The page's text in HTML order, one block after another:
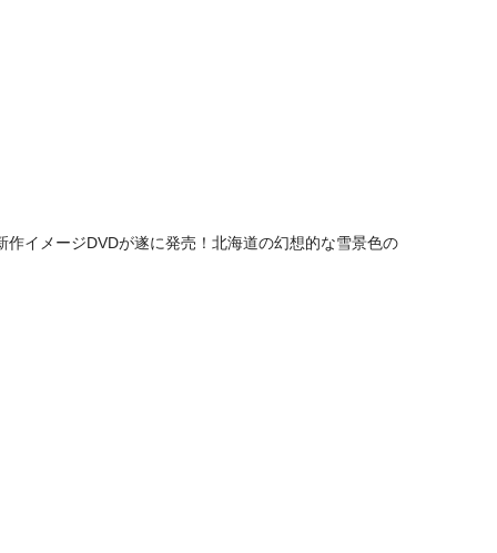
イメージDVDが遂に発売！北海道の幻想的な雪景色の